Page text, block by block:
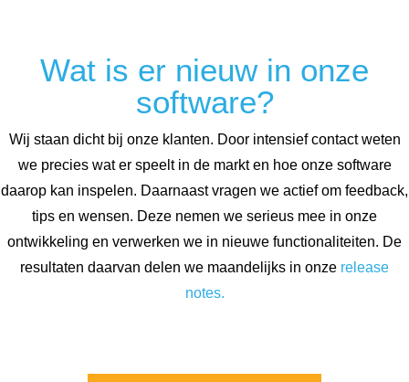
Wat is er nieuw in onze
software?
Wij staan dicht bij onze klanten. Door intensief contact weten
we precies wat er speelt in de markt en hoe onze software
daarop kan inspelen. Daarnaast vragen we actief om feedback,
tips en wensen. Deze nemen we serieus mee in onze
ontwikkeling en verwerken we in nieuwe functionaliteiten. De
resultaten daarvan delen we maandelijks in onze release
notes.